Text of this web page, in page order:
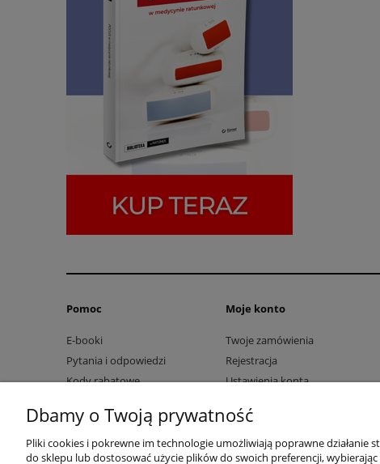
Pomoc
E-booki
Pytania i odpowiedzi
Kody rabatowe
Moje konto
Twoje zamówienia
Rejestracja
Ustawienia konta
Dbamy o Twoją prywatność
Pliki cookies i pokrewne im technologie umożliwiają poprawne
do sklepu lub dostosować użycie plików do swoich preferencji,